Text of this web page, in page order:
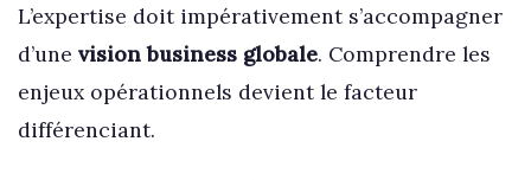
L’expertise doit impérativement s’accompagner
d’une vision business globale. Comprendre les
enjeux opérationnels devient le facteur
différenciant.